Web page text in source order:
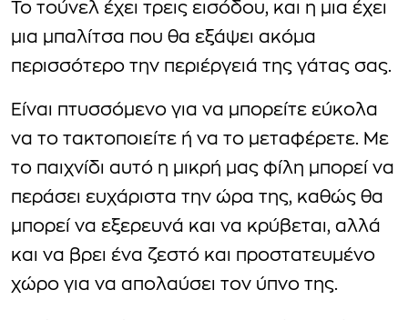
Το τούνελ έχει τρεις εισόδου, και η μια έχει
μια μπαλίτσα που θα εξάψει ακόμα
περισσότερο την περιέργειά της γάτας σας.
Είναι πτυσσόμενο για να μπορείτε εύκολα
να το τακτοποιείτε ή να το μεταφέρετε. Με
το παιχνίδι αυτό η μικρή µας φίλη μπορεί να
περάσει ευχάριστα την ώρα της, καθώς θα
μπορεί να εξερευνά και να κρύβεται, αλλά
και να βρει ένα ζεστό και προστατευμένο
χώρο για να απολαύσει τον ύπνο της.